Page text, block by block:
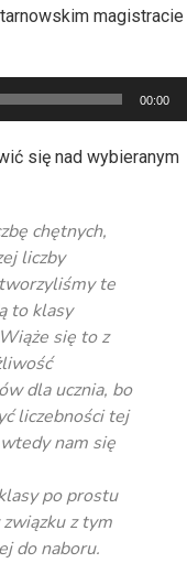
magistracie
00:00
się nad wybieranym
chętnych,
liczby
te
to klasy
się to z
dla ucznia, bo
liczebności tej
nam się
po prostu
z tym
do naboru.